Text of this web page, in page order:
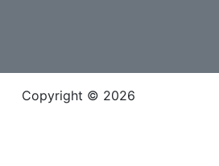
Copyright © 2026